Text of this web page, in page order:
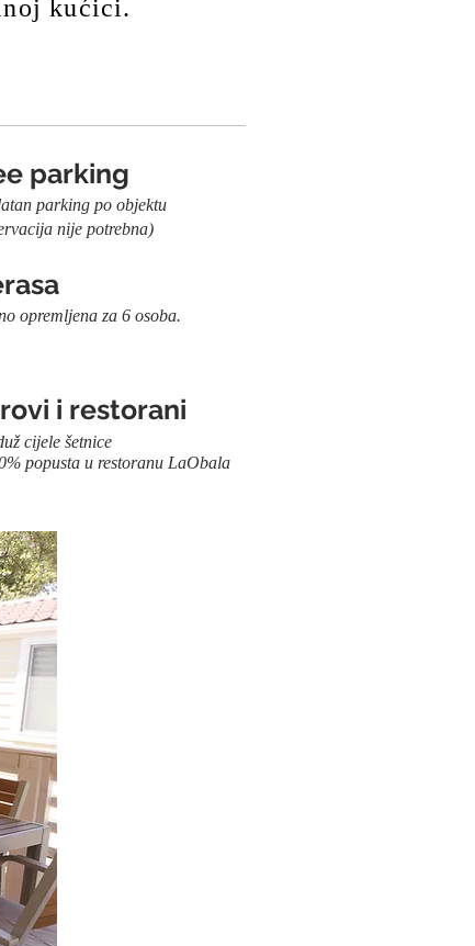
kućici.
parking
po objektu
za 6 osoba.
i restorani
šetnice
restoranu LaObala